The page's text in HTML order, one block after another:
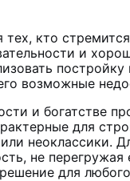
кто
и
возможные
и богатстве
для
неоклассики.
не
для